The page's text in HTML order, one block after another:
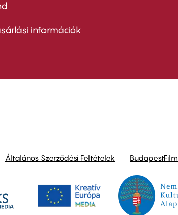
információk
Általános Szerződési Feltételek BudapestFilm